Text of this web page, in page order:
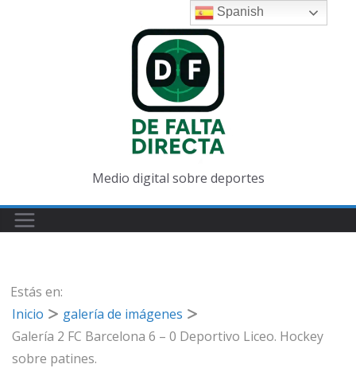
Medio digital sobre deportes
Estás en:
Inicio
galería de imágenes
Galería 2 FC Barcelona 6 – 0 Deportivo Liceo. Hockey
sobre patines.
Spanish